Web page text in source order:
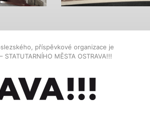
příspěvkové organizace je
MĚSTA OSTRAVA!!!